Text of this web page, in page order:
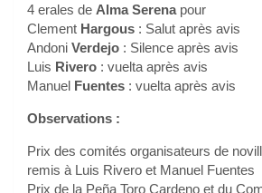
4 erales de Alma Serenapour
Clement Hargous : Salut après avis
Andoni Verdejo : Silence après avis
Luis Rivero : vuelta après avis
Manuel Fuentes : vuelta après avis
Observations :
Prix des comités organisateurs de
remis à Luis Rivero et Manuel Fuentes
Prix de la Peña Toro Cardeno et du